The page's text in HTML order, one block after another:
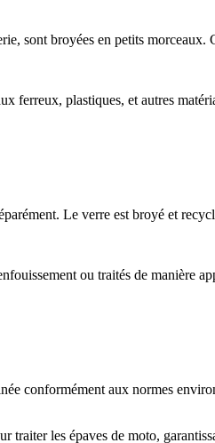
sont broyées en petits
ferreux, plastiques, et autres
Le verre est broyé et
ou traités de manière
conformément aux normes
traiter les épaves de moto,